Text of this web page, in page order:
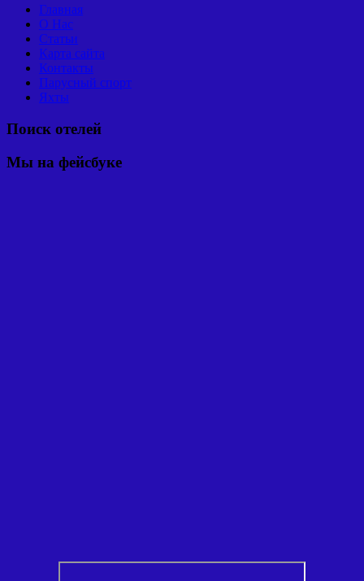
Главная
О Нас
Статьи
Карта сайта
Контакты
Парусный спорт
Яхты
Поиск отелей
Мы на фейсбуке